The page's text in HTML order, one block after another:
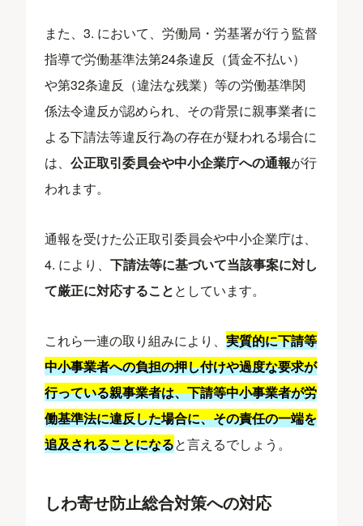
また、3. において、労働局・労基署が行う監督
指導で労働基準法第24条違反（賃金不払い）
や第32条違反（違法な残業）等の労働基準関
係法令違反が認められ、その背景に親事業者に
よる下請法等違反行為の存在が疑われる場合に
は、公正取引委員会や中小企業庁への通報が行
われます。
通報を受けた公正取引委員会や中小企業庁は、
4. により、下請法等に基づいて当該事案に対し
て厳正に対応することとしています。
これら一連の取り組みにより、実質的に下請等
中小事業者への負担の押し付けや過度な要求が
行っている親事業者は、下請等中小事業者が労
働基準法に違反した場合に、その責任の一端を
追及されることになると言えるでしょう。
しわ寄せ防止総合対策への対応